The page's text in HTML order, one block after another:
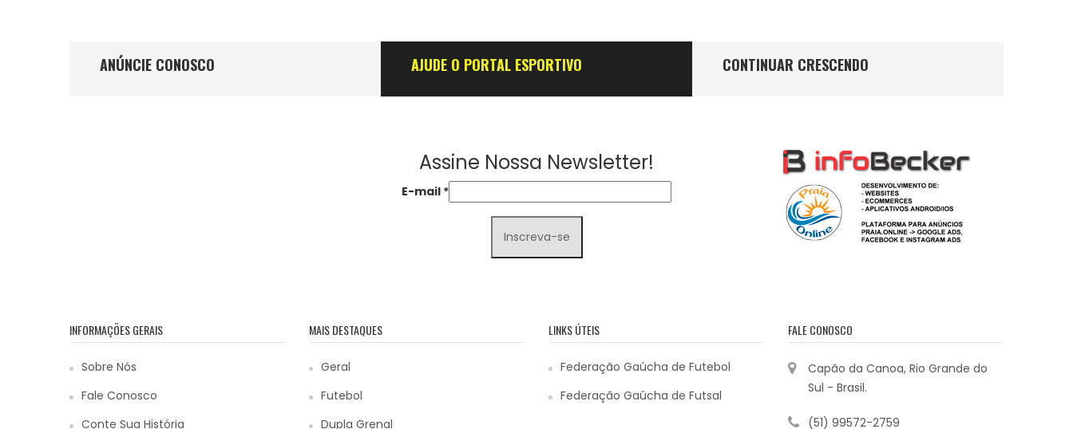
ANÚNCIE CONOSCO AJUDE O PORTAL ESPORTIVO CONTINUAR CRESCENDO
Assine Nossa Newsletter!
E-mail *
INFORMAÇÕES GERAIS
Sobre Nós
Fale Conosco
Conte Sua História
MAIS DESTAQUES
Geral
Futebol
Dupla Grenal
LINKS ÚTEIS
Federação Gaúcha de Futebol
Federação Gaúcha de Futsal
FALE CONOSCO
Capão da Canoa, Rio Grande do
Sul - Brasil.
(51) 99572-2759